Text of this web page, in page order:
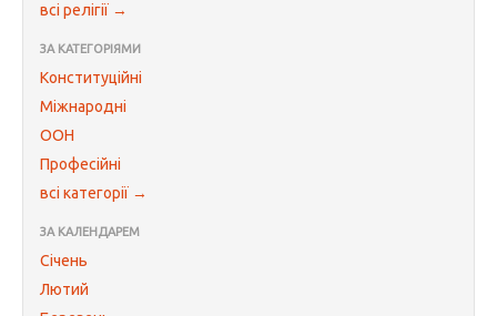
всі релігії →
ЗА КАТЕГОРІЯМИ
Конституційні
Міжнародні
ООН
Професійні
всі категорії →
ЗА КАЛЕНДАРЕМ
Січень
Лютий